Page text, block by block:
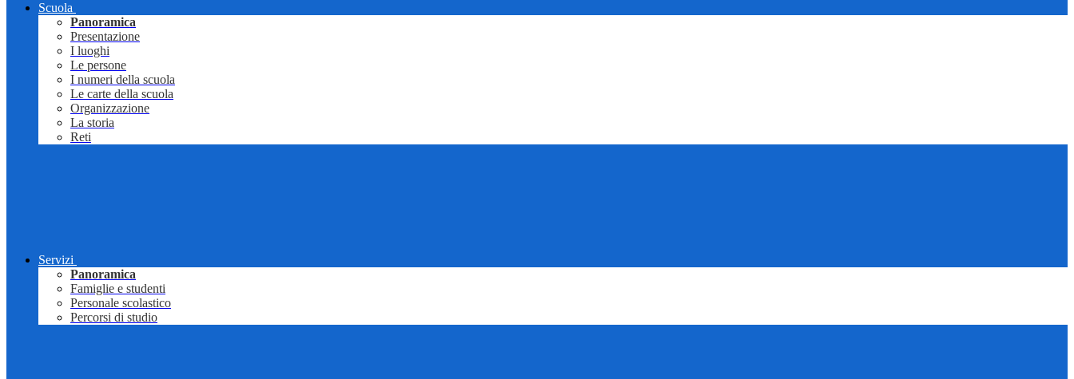
Scuola
Panoramica
Presentazione
I luoghi
Le persone
I numeri della scuola
Le carte della scuola
Organizzazione
La storia
Reti
Servizi
Panoramica
Famiglie e studenti
Personale scolastico
Percorsi di studio